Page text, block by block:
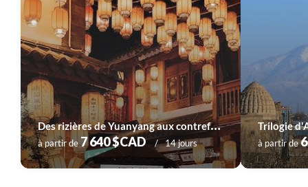
D
es rizières de Yuanyang aux contreforts du Tibet
à partir de7 640 $CAD 14 jours
Trilogie
à partir de